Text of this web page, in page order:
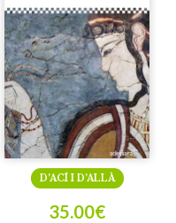
D’ACÍ I D’ALLÀ
35.00€